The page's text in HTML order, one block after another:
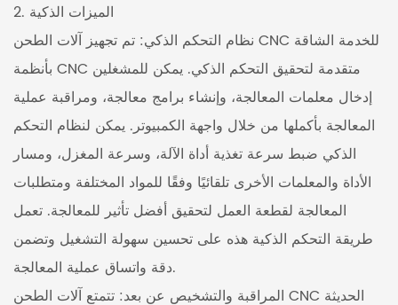
2. الميزات الذكية
نظام التحكم الذكي: تم تجهيز آلات الطحن CNC للخدمة الشاقة
بأنظمة CNC متقدمة لتحقيق التحكم الذكي. يمكن للمشغلين
إدخال معلمات المعالجة، وإنشاء برامج معالجة، ومراقبة عملية
المعالجة بأكملها من خلال واجهة الكمبيوتر. يمكن لنظام التحكم
الذكي ضبط سرعة تغذية أداة الآلة، وسرعة المغزل، ومسار
الأداة والمعلمات الأخرى تلقائيًا وفقًا للمواد المختلفة ومتطلبات
المعالجة لقطعة العمل لتحقيق أفضل تأثير للمعالجة. تعمل
طريقة التحكم الذكية هذه على تحسين سهولة التشغيل وتضمن
دقة واتساق عملية المعالجة.
المراقبة والتشخيص عن بعد: تتمتع آلات الطحن CNC الحديثة